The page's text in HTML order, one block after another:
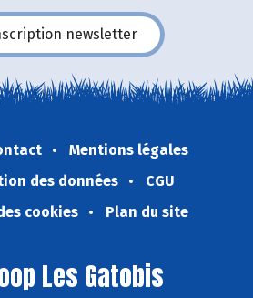
newsletter
Mentions légales
des données
CGU
cookies
Plan du site
Les Gatobis